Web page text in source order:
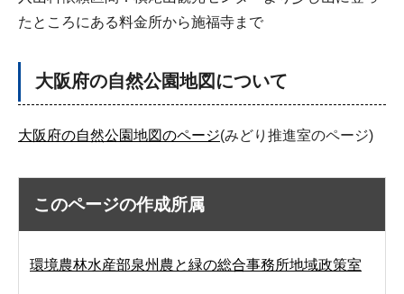
たところにある料金所から施福寺まで
大阪府の自然公園地図について
大阪府の自然公園地図のページ(みどり推進室のページ)
このページの作成所属
環境農林水産部泉州農と緑の総合事務所地域政策室